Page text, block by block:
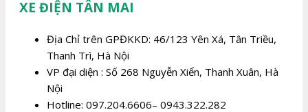
XE ĐIỆN TÂN MAI
Địa Chỉ trên GPĐKKD: 46/123 Yên Xá, Tân Triều,
Thanh Trì, Hà Nội
VP đại diện : Số 268 Nguyễn Xiển, Thanh Xuân, Hà
Nội
Hotline: 097.204.6606– 0943.322.282